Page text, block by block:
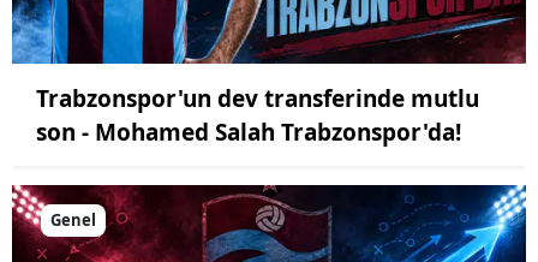
Trabzonspor'un dev transferinde mutlu
son - Mohamed Salah Trabzonspor'da!
Genel